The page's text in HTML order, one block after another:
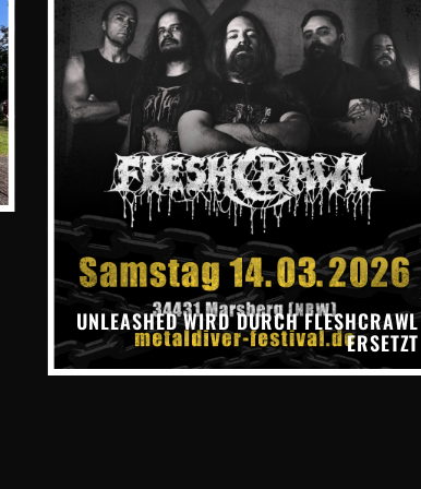
UNLEASHED WIRD DURCH FLESHCRAWL
ERSETZT